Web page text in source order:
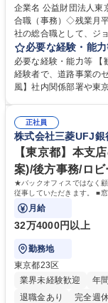
駅近5分以内
資格取
企業名 公益財団法人東京都道路整備
合職（事務）◇残業月平均9
社の総合職として、ジ
等のフロント部門の部
制度やキャリア支援が充実
管理部門：広報、人事
門：駐車場の新規開拓
道路施設や道路工事現
へ配属。※業務内容変更の範囲：
ープ】総合職（事務
必要な経験・能
必要な経験・能力等 【
経験者で、道路事業の
風】社内関係部署や東
部門など多岐に渡る業
事業の他、新宿駅西口
イン」の管理運営を行
います。 学歴・資格 学歴：大学院 大学 高専 短大 専修学校 高校 語学力：
資格：
正社員
株式会社三菱UFJ銀
【東京都】本支
案)/後方事務/ロ
★バックオフィスではなく
従事していただきます。 ■
客様対応
月給
32万4000円以上
勤務地
東京都23区
業界未経験歓迎
年
退職金あり
完全週